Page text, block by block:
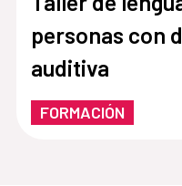
personas con
auditiva
FORMACIÓN